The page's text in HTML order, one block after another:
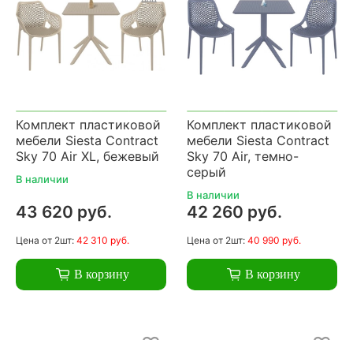
Комплект пластиковой
мебели Siesta Contract
Sky 70 Air XL, бежевый
В наличии
43 620 руб.
Цена от 2шт: 42 310 руб.
В корзину
Комплект пластиковой
мебели Siesta Contract
Sky 70 Air, темно-
серый
В наличии
42 260 руб.
Цена от 2шт: 40 990 руб.
В корзину